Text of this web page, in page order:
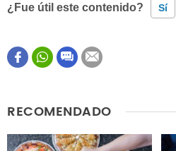
¿Fue útil este contenido? Sí
Este contenido contiene
Otro
RECOMENDADO